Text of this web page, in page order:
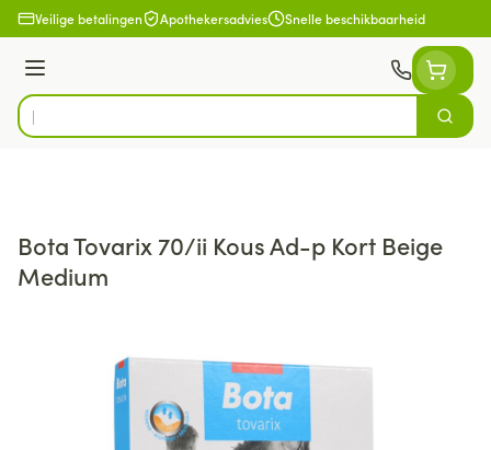
Ga naar de inhoud
Veilige betalingen Apothekersadvies Snelle beschikbaarheid
Menu
Product, merk, categorie...
Zoek
Bota Tovarix 70/ii Kous Ad-p Kort Beige
Medium